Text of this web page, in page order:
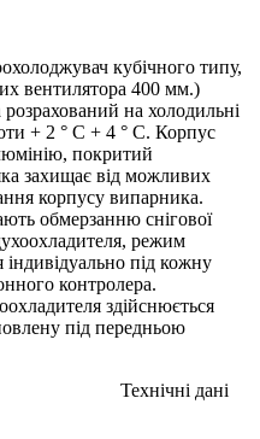
кубічного типу,
вентилятора 400 мм.)
на холодильні
+ 2 ° С + 4 ° С. Корпус
покритий
захищає від можливих
корпусу випарника.
обмерзанню снігової
режим
під кожну
контролера.
здійснюється
під передньою
дані